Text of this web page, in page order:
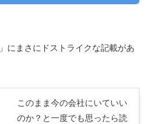
にまさにドストライクな記載があ
このまま今の会社にいていい
のか？と一度でも思ったら読